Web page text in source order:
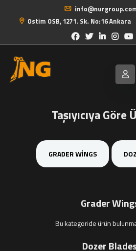
Ostim OSB, 1271. Sk. No:16 Ankara
Taşıyıcıya Göre
GRADER WINGS
Grader
Bu kategoride ürün
Dozer